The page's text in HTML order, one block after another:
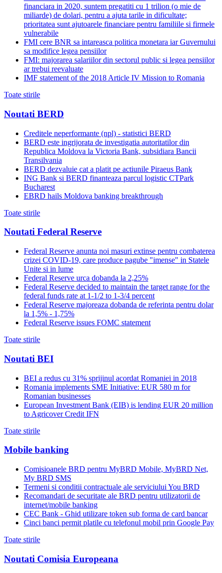
financiara in 2020, suntem pregatiti cu 1 trilion (o mie de
miliarde) de dolari, pentru a ajuta tarile in dificultate;
prioritatea sunt ajutoarele financiare pentru familiile si firmele
vulnerabile
FMI cere BNR sa intareasca politica monetara iar Guvernului
sa modifice legea pensiilor
FMI: majorarea salariilor din sectorul public si legea pensiilor
ar trebui reevaluate
IMF statement of the 2018 Article IV Mission to Romania
Toate stirile
Noutati BERD
Creditele neperformante (npl) - statistici BERD
BERD este ingrijorata de investigatia autoritatilor din
Republica Moldova la Victoria Bank, subsidiara Bancii
Transilvania
BERD dezvaluie cat a platit pe actiunile Piraeus Bank
ING Bank si BERD finanteaza parcul logistic CTPark
Bucharest
EBRD hails Moldova banking breakthrough
Toate stirile
Noutati Federal Reserve
Federal Reserve anunta noi masuri extinse pentru combaterea
crizei COVID-19, care produce pagube "imense" in Statele
Unite si in lume
Federal Reserve urca dobanda la 2,25%
Federal Reserve decided to maintain the target range for the
federal funds rate at 1-1/2 to 1-3/4 percent
Federal Reserve majoreaza dobanda de referinta pentru dolar
la 1,5% - 1,75%
Federal Reserve issues FOMC statement
Toate stirile
Noutati BEI
BEI a redus cu 31% sprijinul acordat Romaniei in 2018
Romania implements SME Initiative: EUR 580 m for
Romanian businesses
European Investment Bank (EIB) is lending EUR 20 million
to Agricover Credit IFN
Toate stirile
Mobile banking
Comisioanele BRD pentru MyBRD Mobile, MyBRD Net,
My BRD SMS
Termeni si conditii contractuale ale serviciului You BRD
Recomandari de securitate ale BRD pentru utilizatorii de
internet/mobile banking
CEC Bank - Ghid utilizare token sub forma de card bancar
Cinci banci permit platile cu telefonul mobil prin Google Pay
Toate stirile
Noutati Comisia Europeana